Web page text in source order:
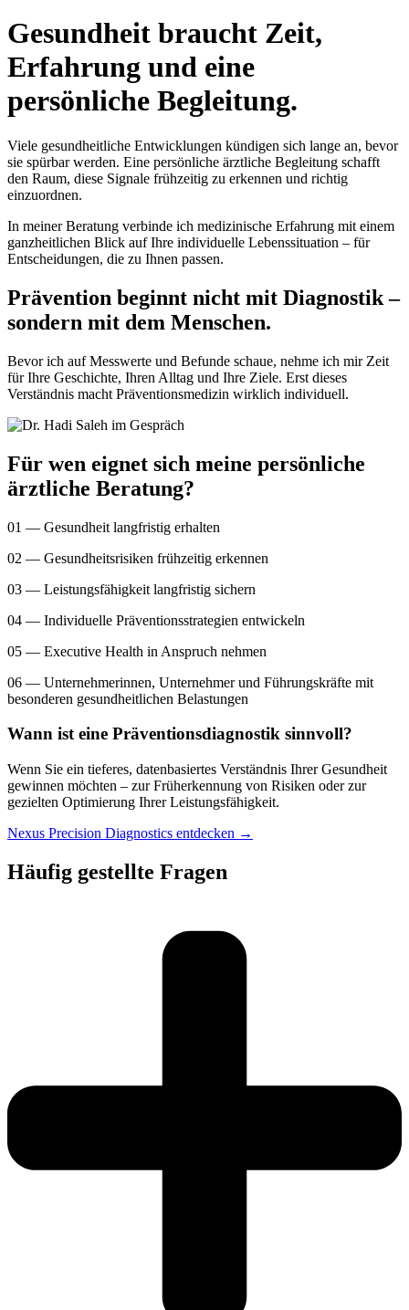
Gesundheit braucht Zeit,
Erfahrung und eine
persönliche Begleitung.
Viele gesundheitliche Entwicklungen kündigen sich lange an, bevor
sie spürbar werden. Eine persönliche ärztliche Begleitung schafft
den Raum, diese Signale frühzeitig zu erkennen und richtig
einzuordnen.
In meiner Beratung verbinde ich medizinische Erfahrung mit einem
ganzheitlichen Blick auf Ihre individuelle Lebenssituation – für
Entscheidungen, die zu Ihnen passen.
Prävention beginnt nicht mit Diagnostik –
sondern mit dem Menschen.
Bevor ich auf Messwerte und Befunde schaue, nehme ich mir Zeit
für Ihre Geschichte, Ihren Alltag und Ihre Ziele. Erst dieses
Verständnis macht Präventionsmedizin wirklich individuell.
Für wen eignet sich meine persönliche
ärztliche Beratung?
01 — Gesundheit langfristig erhalten
02 — Gesundheitsrisiken frühzeitig erkennen
03 — Leistungsfähigkeit langfristig sichern
04 — Individuelle Präventionsstrategien entwickeln
05 — Executive Health in Anspruch nehmen
06 — Unternehmerinnen, Unternehmer und Führungskräfte mit
besonderen gesundheitlichen Belastungen
Wann ist eine Präventionsdiagnostik sinnvoll?
Wenn Sie ein tieferes, datenbasiertes Verständnis Ihrer Gesundheit
gewinnen möchten – zur Früherkennung von Risiken oder zur
gezielten Optimierung Ihrer Leistungsfähigkeit.
Nexus Precision Diagnostics entdecken →
Häufig gestellte Fragen